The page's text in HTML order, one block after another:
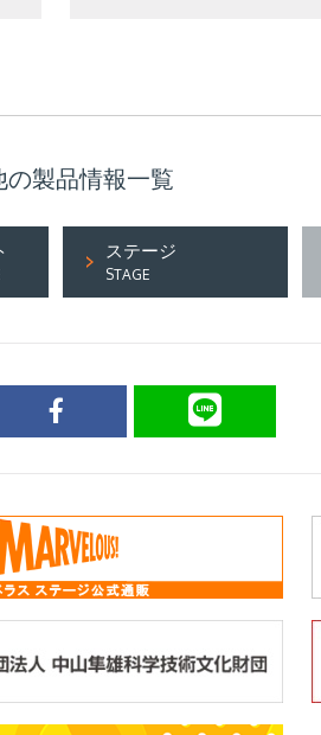
の製品情報一覧
ステージ
STAGE